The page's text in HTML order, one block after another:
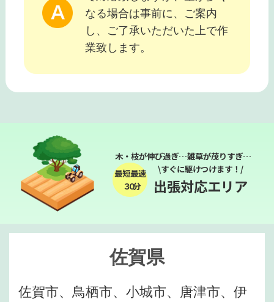
なる場合は事前に、ご案内
し、ご了承いただいた上で作
業致します。
木・枝が伸び過ぎ…雑草が茂りすぎ…
最短最速
３０分
\すぐに駆けつけます！/
出張対応エリア
佐賀県
佐賀市、鳥栖市、小城市、唐津市、伊